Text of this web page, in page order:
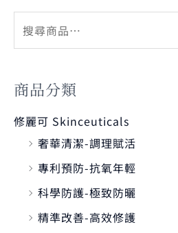
商品分類
修麗可 Skinceuticals
奢華清潔-調理賦活
專利預防-抗氧年輕
科學防護-極致防曬
精準改善-高效修護